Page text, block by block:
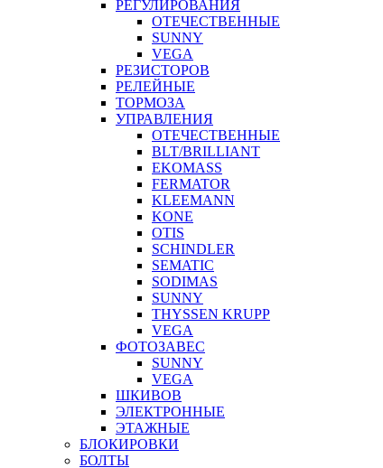
РЕГУЛИРОВАНИЯ
ОТЕЧЕСТВЕННЫЕ
SUNNY
VEGA
РЕЗИСТОРОВ
РЕЛЕЙНЫЕ
ТОРМОЗА
УПРАВЛЕНИЯ
ОТЕЧЕСТВЕННЫЕ
BLT/BRILLIANT
EKOMASS
FERMATOR
KLEEMANN
KONE
OTIS
SCHINDLER
SEMATIC
SODIMAS
SUNNY
THYSSEN KRUPP
VEGA
ФОТОЗАВЕС
SUNNY
VEGA
ШКИВОВ
ЭЛЕКТРОННЫЕ
ЭТАЖНЫЕ
БЛОКИРОВКИ
БОЛТЫ